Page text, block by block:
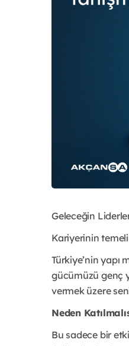
Geleceğin
Kariyerinin
Türkiye’nin
gücümüzü genç
vermek üzere
Neden
Bu sadece bir